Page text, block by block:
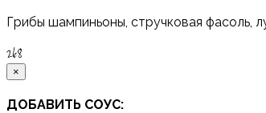
Грибы шампиньоны, стручковая фасоль,
268
×
ДОБАВИТЬ СОУС: